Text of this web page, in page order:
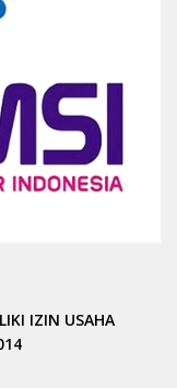
IZIN USAHA